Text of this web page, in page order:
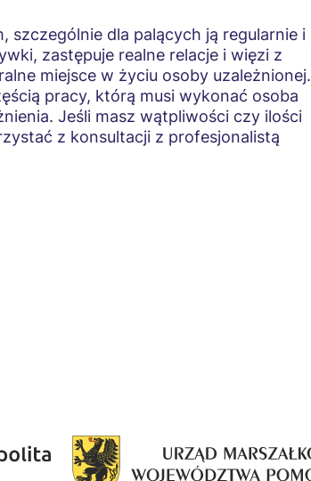
szczególnie dla palących ją regularnie i
zastępuje realne relacje i więzi z
miejsce w życiu osoby uzależnionej.
pracy, którą musi wykonać osoba
Jeśli masz wątpliwości czy ilości
z konsultacji z profesjonalistą